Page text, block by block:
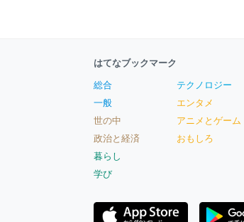
はてなブックマーク
総合
一般
世の中
政治と経済
暮らし
学び
テクノロジー
エンタメ
アニメとゲーム
おもしろ